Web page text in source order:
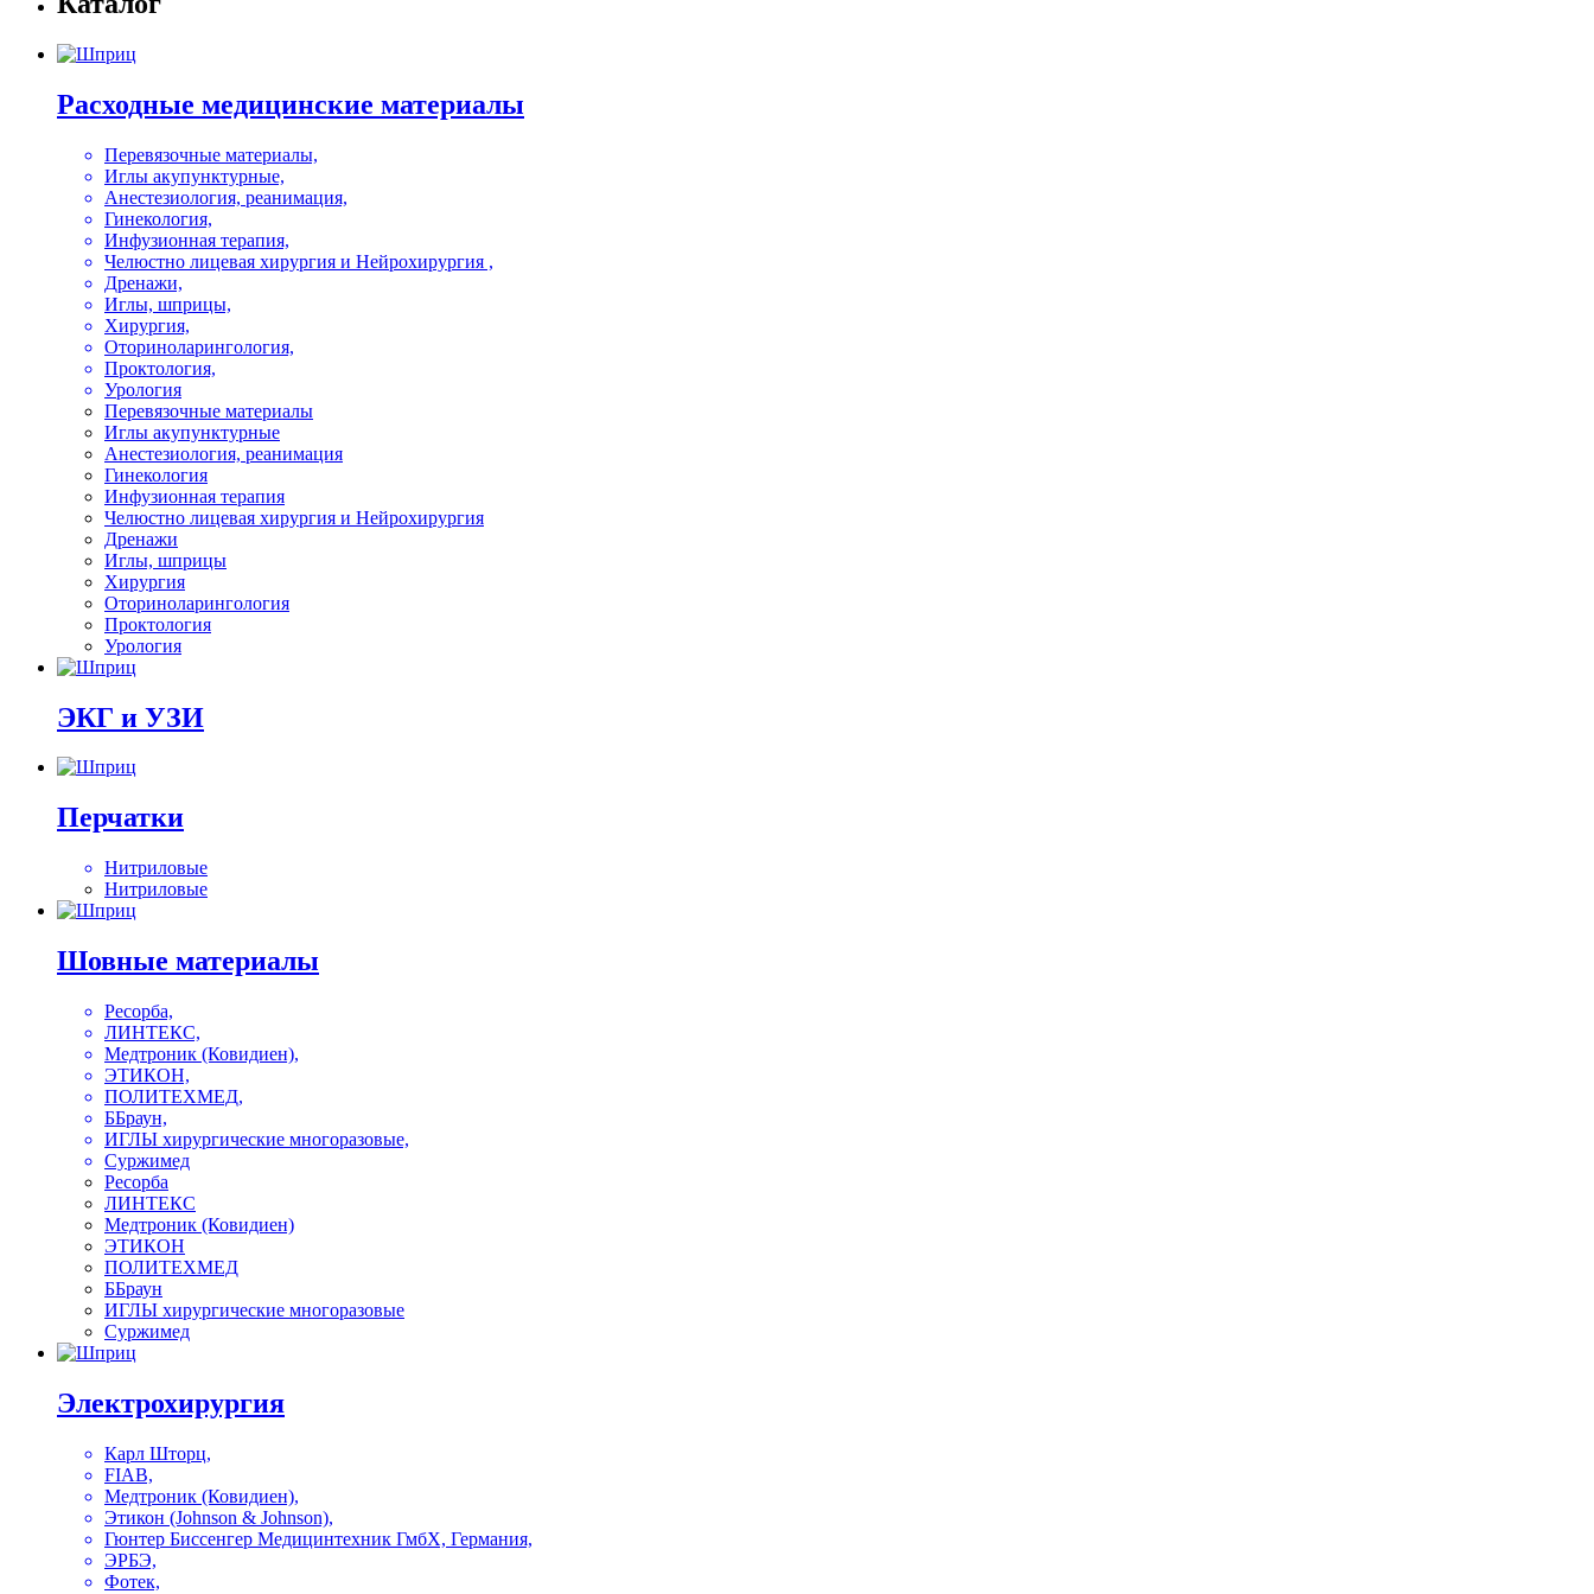
Расходные медицинские материалы
Перевязочные материалы,
Иглы акупунктурные,
Анестезиология, реанимация,
Гинекология,
Инфузионная терапия,
Челюстно лицевая хирургия и Нейрохирургия ,
Дренажи,
Иглы, шприцы,
Хирургия,
Оториноларингология,
Проктология,
Урология
Перевязочные материалы
Иглы акупунктурные
Анестезиология, реанимация
Гинекология
Инфузионная терапия
Челюстно лицевая хирургия и Нейрохирургия
Дренажи
Иглы, шприцы
Хирургия
Оториноларингология
Проктология
Урология
ЭКГ и УЗИ
Перчатки
Нитриловые
Нитриловые
Шовные материалы
Ресорба,
ЛИНТЕКС,
Медтроник (Ковидиен),
ЭТИКОН,
ПОЛИТЕХМЕД,
ББраун,
ИГЛЫ хирургические многоразовые,
Суржимед
Ресорба
ЛИНТЕКС
Медтроник (Ковидиен)
ЭТИКОН
ПОЛИТЕХМЕД
ББраун
ИГЛЫ хирургические многоразовые
Суржимед
Электрохирургия
Карл Шторц,
FIAB,
Медтроник (Ковидиен),
Этикон (Johnson & Johnson),
Гюнтер Биссенгер Медицинтехник ГмбХ, Германия,
ЭРБЭ,
Фотек,